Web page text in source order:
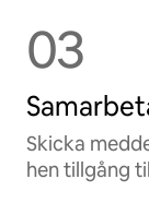
03
Skicka
hen tillgång